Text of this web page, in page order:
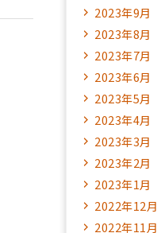
2023年9月
2023年8月
2023年7月
2023年6月
2023年5月
2023年4月
2023年3月
2023年2月
2023年1月
2022年12月
2022年11月